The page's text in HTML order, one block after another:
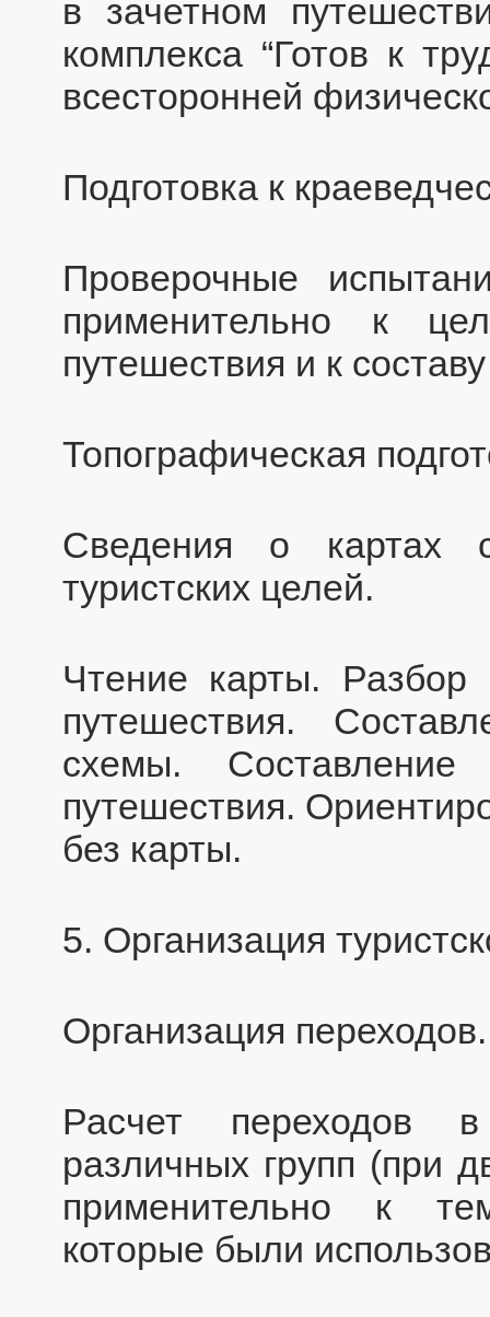
в зачетном
комплекса “Готов к
всесторонней
Подготовка к
Проверочные
применительно к
путешествия и к
Топографическая
Сведения о картах
туристских целей.
Чтение карты. Разбор
путешествия.
схемы. Составление
путешествия.
без карты.
5. Организация
Организация переходов.
Расчет переходов
различных групп (при
применительно к
которые были